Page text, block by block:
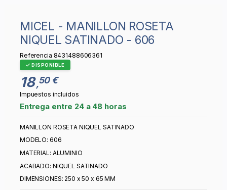
MICEL - MANILLON ROSETA
NIQUEL SATINADO - 606
Referencia 8431488606361
DISPONIBLE
18 ,50 €
Impuestos incluidos
Entrega entre 24 a 48 horas
MANILLON ROSETA NIQUEL SATINADO
MODELO: 606
MATERIAL: ALUMINIO
ACABADO: NIQUEL SATINADO
DIMENSIONES: 250 x 50 x 65 MM